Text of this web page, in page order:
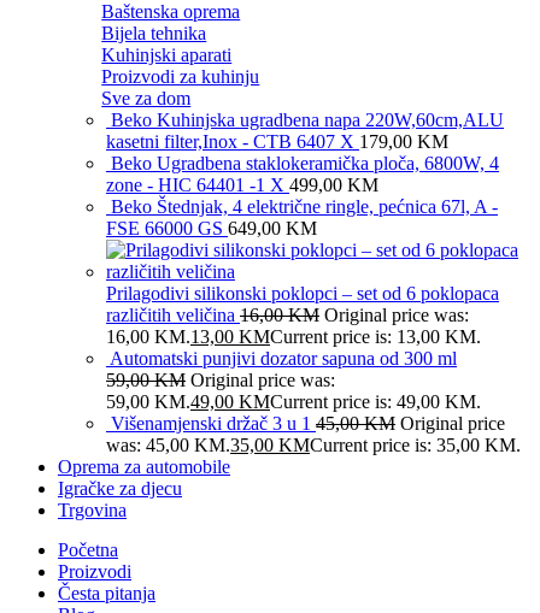
Baštenska oprema
Bijela tehnika
Kuhinjski aparati
Proizvodi za kuhinju
Sve za dom
Beko Kuhinjska ugradbena napa 220W,60cm,ALU
kasetni filter,Inox - CTB 6407 X 179,00 KM
Beko Ugradbena staklokeramička ploča, 6800W, 4
zone - HIC 64401 -1 X 499,00 KM
Beko Štednjak, 4 električne ringle, pećnica 67l, A -
FSE 66000 GS 649,00 KM
Prilagodivi silikonski poklopci – set od 6 poklopaca
različitih veličina 16,00KM Original price was:
16,00 KM.13,00 KMCurrent price is: 13,00 KM.
Automatski punjivi dozator sapuna od 300 ml
59,00KM Original price was:
59,00 KM.49,00 KMCurrent price is: 49,00 KM.
Višenamjenski držač 3 u 1 45,00KM Original price
was: 45,00 KM.35,00 KMCurrent price is: 35,00 KM.
Oprema za automobile
Igračke za djecu
Trgovina
Početna
Proizvodi
Česta pitanja